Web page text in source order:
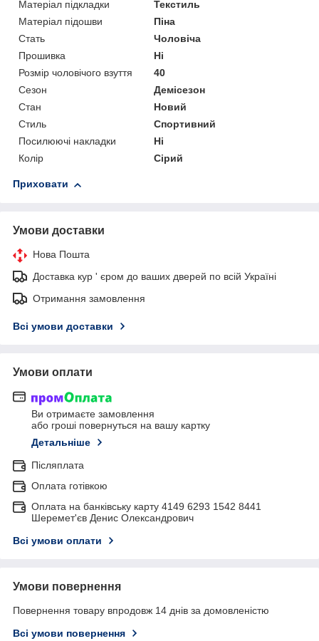
Матеріал підкладки
Текстиль
Матеріал підошви
Піна
Стать
Чоловіча
Прошивка
Ні
Розмір чоловічого взуття
40
Сезон
Демісезон
Стан
Новий
Стиль
Спортивний
Посилюючі накладки
Ні
Колір
Сірий
Приховати
Умови доставки
Нова Пошта
Доставка кур ' єром до ваших дверей по всій Україні
Отримання замовлення
Всі умови доставки
Умови оплати
Ви отримаєте замовлення
або гроші повернуться на вашу картку
Детальніше
Післяплата
Оплата готівкою
Оплата на банківську карту 4149 6293 1542 8441
Шеремет'єв Денис Олександрович
Всі умови оплати
Умови повернення
Повернення товару впродовж 14 днів за домовленістю
Всі умови повернення